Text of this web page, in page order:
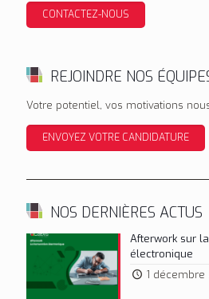
CONTACTEZ-NOUS
REJOINDRE NOS
Votre potentiel, vos motivations
ENVOYEZ VOTRE CANDIDATURE
NOS DERNIÈRES ACTUS
Afterwork sur
électronique
1 décembre